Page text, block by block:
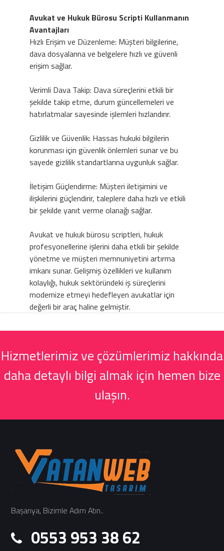
Avukat ve Hukuk Bürosu Scripti Kullanmanın
Avantajları
Hızlı Erişim ve Düzenleme: Müşteri bilgilerine,
dava dosyalarına ve belgelere hızlı ve güvenli
erişim sağlar.
Verimli Dava Takip: Dava süreçlerini etkili bir
şekilde takip etme, durum güncellemeleri ve
hatırlatmalar sayesinde işlemleri hızlandırır.
Gizlilik ve Güvenlik: Hassas hukuki bilgilerin
korunması için güvenlik önlemleri sunar ve bu
sayede gizlilik standartlarına uygunluk sağlar.
İletişim Güçlendirme: Müşteri iletişimini ve
ilişkilerini güçlendirir, taleplere daha hızlı ve etkili
bir şekilde yanıt verme olanağı sağlar.
Avukat ve hukuk bürosu scriptleri, hukuk
profesyonellerine işlerini daha etkili bir şekilde
yönetme ve müşteri memnuniyetini artırma
imkanı sunar. Gelişmiş özellikleri ve kullanım
kolaylığı, hukuk sektöründeki iş süreçlerini
modernize etmeyi hedefleyen avukatlar için
değerli bir araç haline gelmiştir.
Hizmetlerimiz ve çözümlerimiz hakkında
daha detaylı bilgi almak için hemen bize
ulaşın.
Başarıya, Bizimle Adım Atın..
0553 953 38 62